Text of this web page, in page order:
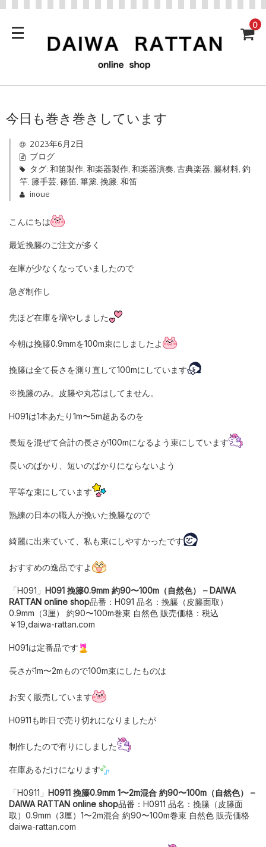
0
今日も巻き巻きしています
2023年6月2日
ブログ
タグ:和笛製作, 和楽器製作, 和楽器演奏, 古典楽器, 籐材料, 釣
竿, 籐手芸, 篠笛, 篳篥, 挽籐, 和笛
inoue
こんにちは
最近挽籐のご注文が多く
在庫が少なくなっていましたので
急ぎ制作し
先ほど在庫を増やしました
今朝は挽籐0.9mmを100m束にしましたよ
挽籐は全て長さを測り直して100mにしています
※挽籐のみ。皮籐や丸芯はしてません。
H091は1本あたり1m〜5m超あるのを
長短を混ぜて合計の長さが100mになるよう束にしています
長いのばかり、短いのばかりにならないよう
平等な束にしています
熟練の日本の職人が挽いた挽籐なので
綺麗に出来ていて、私も束にしやすかったです
おすすめの逸品ですよ
「H091」 H091 挽籐0.9mm 約90〜100m（自然色） – DAIWA
RATTAN online shop品番：H091 品名：挽籘（皮籐面取）
0.9mm（3厘） 約90〜100m巻束 自然色 販売価格：税込
￥19,daiwa-rattan.com
H091は定番品です
長さが1m〜2mもので100m束にしたものは
お安く販売しています
H0911も昨日で売り切れになりましたが
制作したので有りにしました
在庫あるだけになります
「H0911」 H0911 挽籐0.9mm 1〜2m混合 約90〜100m（自然色） –
DAIWA RATTAN online shop品番：H0911 品名：挽籘（皮籐面
取）0.9mm（3厘）1〜2m混合 約90〜100m巻束 自然色 販売価格
daiwa-rattan.com